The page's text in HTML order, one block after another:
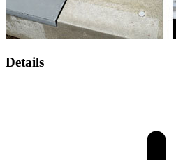
Details